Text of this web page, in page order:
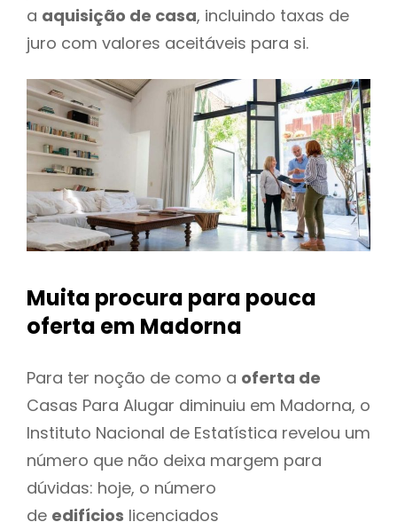
a aquisição de casa, incluindo taxas de
juro com valores aceitáveis para si.
Muita procura para pouca
oferta em Madorna
Para ter noção de como a oferta de
Casas Para Alugar diminuiu em Madorna, o
Instituto Nacional de Estatística revelou um
número que não deixa margem para
dúvidas: hoje, o número
de edifícios licenciados